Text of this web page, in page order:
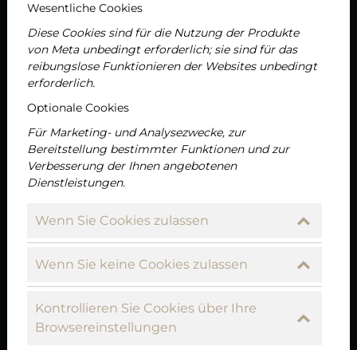
Wesentliche Cookies
Diese Cookies sind für die Nutzung der Produkte
von Meta unbedingt erforderlich; sie sind für das
reibungslose Funktionieren der Websites unbedingt
erforderlich.
Optionale Cookies
Für Marketing- und Analysezwecke, zur
Bereitstellung bestimmter Funktionen und zur
Verbesserung der Ihnen angebotenen
Dienstleistungen.
Wenn Sie Cookies zulassen
Wenn Sie keine Cookies zulassen
Kontrollieren Sie Cookies über Ihre
Browsereinstellungen